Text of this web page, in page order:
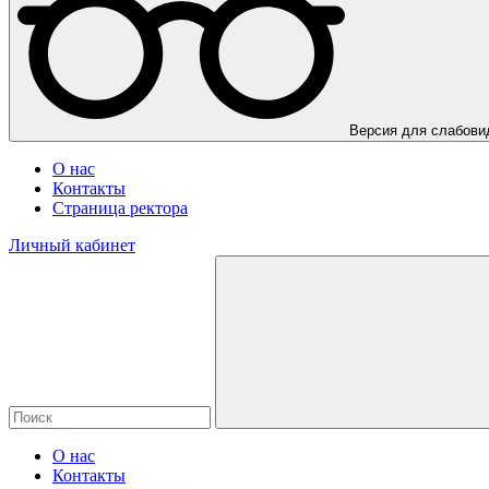
Версия для
О нас
Контакты
Страница ректора
Личный кабинет
О нас
Контакты